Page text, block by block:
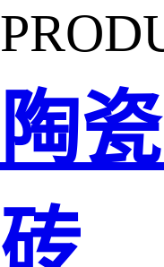
陶
砖